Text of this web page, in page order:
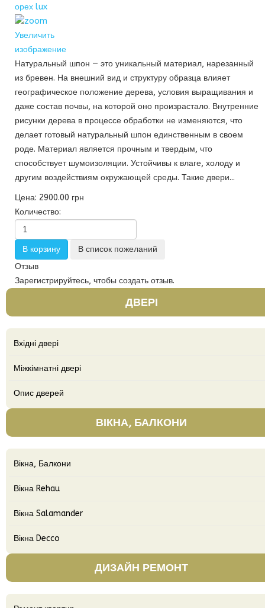
Увеличить
изображение
Натуральный шпон — это уникальный материал, нарезанный
из бревен. На внешний вид и структуру образца влияет
географическое положение дерева, условия выращивания и
даже состав почвы, на которой оно произрастало. Внутренние
рисунки дерева в процессе обработки не изменяются, что
делает готовый натуральный шпон единственным в своем
роде. Материал является прочным и твердым, что
способствует шумоизоляции. Устойчивы к влаге, холоду и
другим воздействиям окружающей среды. Такие двери...
Цена: 2900.00 грн
Количество:
Отзыв
Зарегистрируйтесь, чтобы создать отзыв.
ДВЕРІ
Вхідні двері
Міжкімнатні двері
Опис дверей
ВІКНА, БАЛКОНИ
Вікна, Балкони
Вікна Rehau
Вікна Salamander
Вікна Decco
ДИЗАЙН РЕМОНТ